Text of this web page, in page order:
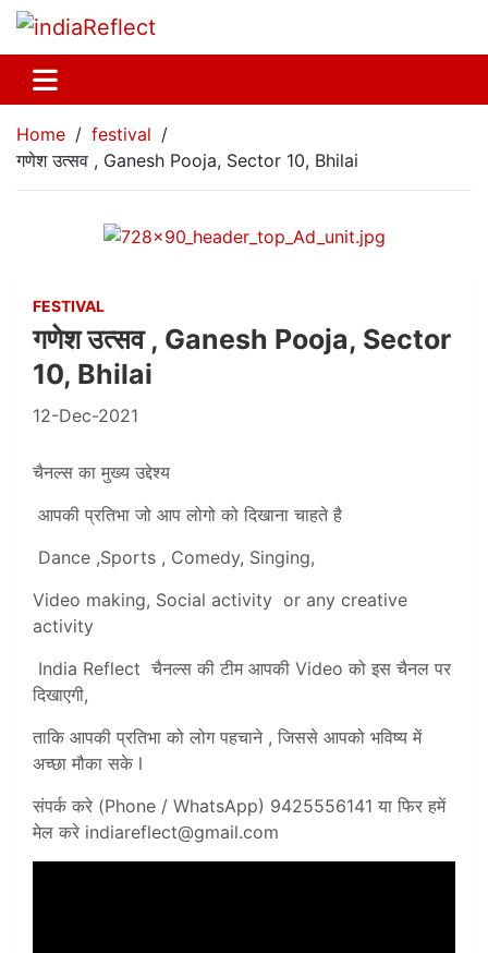
Home
festival
गणेश उत्सव , Ganesh Pooja, Sector 10, Bhilai
FESTIVAL
गणेश उत्सव , Ganesh Pooja, Sector
10, Bhilai
12-Dec-2021
चैनल्स का मुख्य उद्देश्य
आपकी प्रतिभा जो आप लोगो को दिखाना चाहते है
Dance ,Sports , Comedy, Singing,
Video making, Social activity or any creative
activity
India Reflect चैनल्स की टीम आपकी Video को इस चैनल पर
दिखाएगी,
ताकि आपकी प्रतिभा को लोग पहचाने , जिससे आपको भविष्य में
अच्छा मौका सके l
संपर्क करे (Phone / WhatsApp) 9425556141 या फिर हमें
मेल करे indiareflect@gmail.com